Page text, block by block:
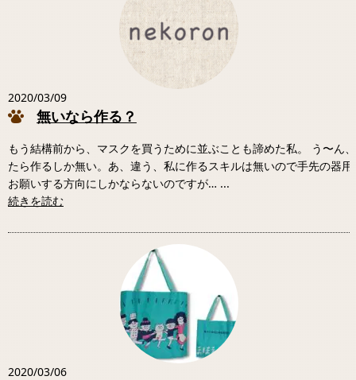
2020/03/09
無いなら作る？
もう結構前から、マスクを買うために並ぶことも諦めた私。 う〜ん
たら作るしか無い。あ、違う、私に作るスキルは無いので手先の器用
お願いする方向にしかならないのですが… ...
続きを読む
2020/03/06